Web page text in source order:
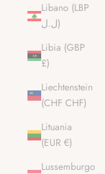
Libano (LBP
ل.ل)
Libia (GBP
£)
Liechtenstein
(CHF CHF)
Lituania
(EUR €)
Lussemburgo